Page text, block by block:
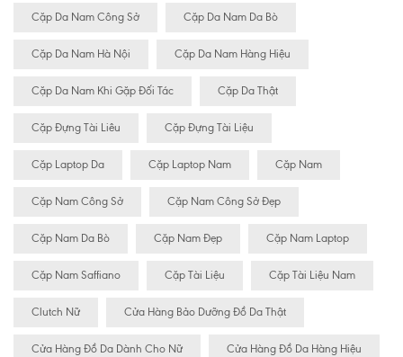
Cặp Da Nam Công Sở Cặp Da Nam Da Bò
Cặp Da Nam Hà Nội Cặp Da Nam Hàng Hiệu
Cặp Da Nam Khi Gặp Đối Tác Cặp Da Thật
Cặp Đựng Tài Liêu Cặp Đựng Tài Liệu
Cặp Laptop Da Cặp Laptop Nam Cặp Nam
Cặp Nam Công Sở Cặp Nam Công Sở Đẹp
Cặp Nam Da Bò Cặp Nam Đẹp Cặp Nam Laptop
Cặp Nam Saffiano Cặp Tài Liệu Cặp Tài Liệu Nam
Clutch Nữ Cửa Hàng Bảo Dưỡng Đồ Da Thật
Cửa Hàng Đồ Da Dành Cho Nữ Cửa Hàng Đồ Da Hàng Hiệu